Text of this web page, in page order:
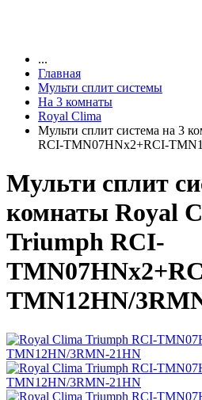
...
Главная
Мульти сплит системы
На 3 комнаты
Royal Clima
Мульти сплит система на 3
RCI-TMN07HNх2+RCI-
Мульти сплит
комнаты Royal
Triumph RCI-
TMN12HN/